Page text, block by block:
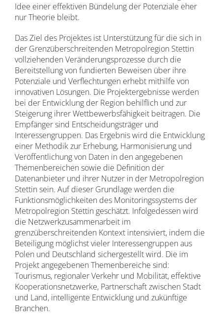
Idee einer effektiven Bündelung der Potenziale eher
nur Theorie bleibt.
Das Ziel des Projektes ist Unterstützung für die sich in
der Grenzüberschreitenden Metropolregion Stettin
vollziehenden Veränderungsprozesse durch die
Bereitstellung von fundierten Beweisen über ihre
Potenziale und Verflechtungen erhebt mithilfe von
innovativen Lösungen. Die Projektergebnisse werden
bei der Entwicklung der Region behilflich und zur
Steigerung ihrer Wettbewerbsfähigkeit beitragen. Die
Empfänger sind Entscheidungsträger und
Interessengruppen. Das Ergebnis wird die Entwicklung
einer Methodik zur Erhebung, Harmonisierung und
Veröffentlichung von Daten in den angegebenen
Themenbereichen sowie die Definition der
Datenanbieter und ihrer Nutzer in der Metropolregion
Stettin sein. Auf dieser Grundlage werden die
Funktionsmöglichkeiten des Monitoringssystems der
Metropolregion Stettin geschätzt. Infolgedessen wird
die Netzwerkzusammenarbeit im
grenzüberschreitenden Kontext intensiviert, indem die
Beteiligung möglichst vieler Interessengruppen aus
Polen und Deutschland sichergestellt wird. Die im
Projekt angegebenen Themenbereiche sind:
Tourismus, regionaler Verkehr und Mobilität, effektive
Kooperationsnetzwerke, Partnerschaft zwischen Stadt
und Land, intelligente Entwicklung und zukünftige
Branchen.